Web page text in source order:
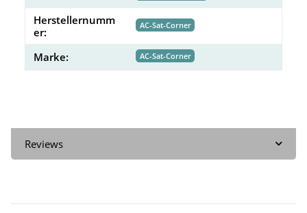
Herstellernumm
er:
AC-Sat-Corner
Marke: AC-Sat-Corner
Reviews